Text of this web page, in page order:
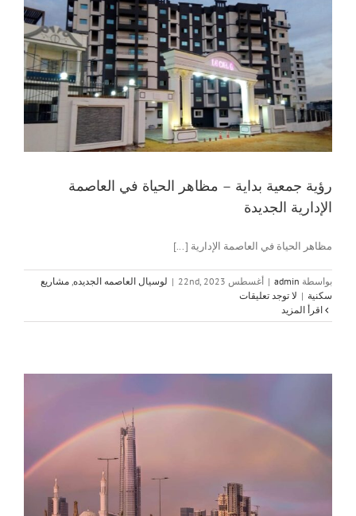
رؤية جمعية بداية – مظاهر الحياة في العاصمة
الإدارية الجديدة
مظاهر الحياة في العاصمة الإدارية [...]
بواسطة admin
| أغسطس 22nd, 2023 | لوسيال العاصمه الجديده مشاريع
سكنية | لا توجد تعليقات